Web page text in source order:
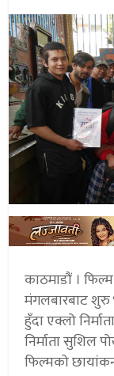
काठमाडौं ।
मंगलबारबाट
हुँदा एक्लो
निर्माता सुशिल
फिल्मको